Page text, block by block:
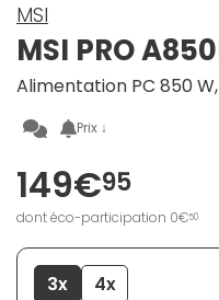
MSI
MSI PRO
Alimentation PC 850
Prix ↓
149€95
dont éco-participation 0€50
3x
4x